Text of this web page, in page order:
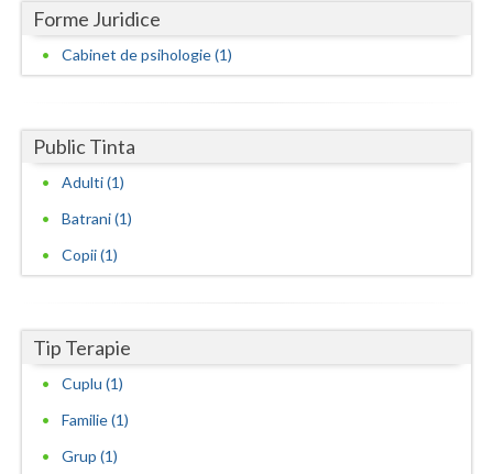
Hunedoara
Ialomita
Mehedinti
Neamt
Olt
Prahova
Forme Juridice
Cabinet de psihologie (1)
Public Tinta
Adulti (1)
Batrani (1)
Copii (1)
Tip Terapie
Cuplu (1)
Familie (1)
Grup (1)